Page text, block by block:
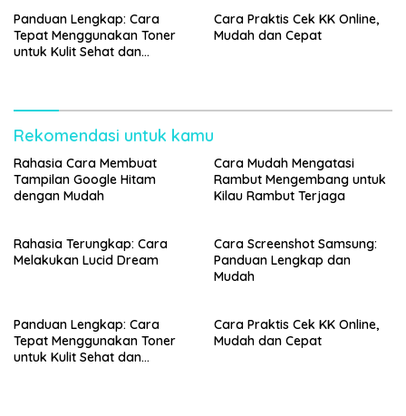
Panduan Lengkap: Cara
Tepat Menggunakan Toner
untuk Kulit Sehat dan
Cara Praktis Cek KK Online,
Mudah dan Cepat
Rekomendasi untuk kamu
Rahasia Cara Membuat
Tampilan Google Hitam
dengan Mudah
Cara Mudah Mengatasi
Rambut Mengembang untuk
Kilau Rambut Terjaga
Rahasia Terungkap: Cara
Melakukan Lucid Dream
Cara Screenshot Samsung:
Panduan Lengkap dan
Mudah
Panduan Lengkap: Cara
Tepat Menggunakan Toner
untuk Kulit Sehat dan
Cara Praktis Cek KK Online,
Mudah dan Cepat